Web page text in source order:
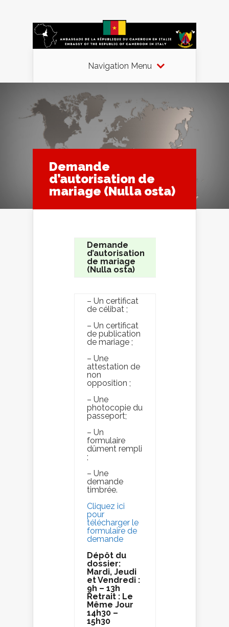
Navigation Menu
Demande
d’autorisation de
mariage (Nulla osta)
Demande
d’autorisation
de mariage
(Nulla osta)
– Un certificat
de célibat ;
– Un certificat
de publication
de mariage ;
– Une
attestation de
non
opposition ;
– Une
photocopie du
passeport;
– Un
formulaire
dûment rempli
;
– Une
demande
timbrée.
Cliquez ici
pour
télécharger le
formulaire de
demande
Dépôt du
dossier:
Mardi, Jeudi
et Vendredi :
9h – 13h
Retrait : Le
Même Jour
14h30 –
15h30